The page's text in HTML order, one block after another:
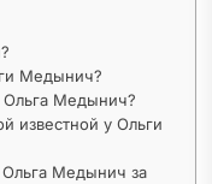
Медынич?
Ольга Медынич?
известной у Ольги
Ольга Медынич за